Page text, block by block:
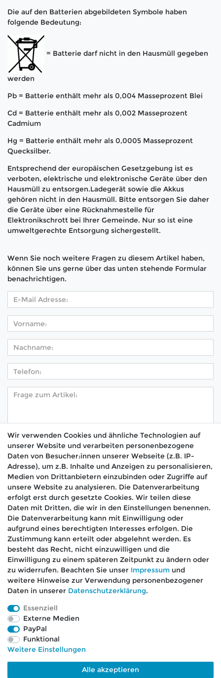
Die auf den Batterien abgebildeten Symbole haben
folgende Bedeutung:
= Batterie darf nicht in den Hausmüll gegeben
werden
Pb = Batterie enthält mehr als 0,004 Masseprozent Blei
Cd = Batterie enthält mehr als 0,002 Masseprozent
Cadmium
Hg = Batterie enthält mehr als 0,0005 Masseprozent
Quecksilber.
Entsprechend der europäischen Gesetzgebung ist es
verboten, elektrische und elektronische Geräte über den
Hausmüll zu entsorgen.Ladegerät sowie die Akkus
gehören nicht in den Hausmüll. Bitte entsorgen Sie daher
die Geräte über eine Rücknahmestelle für
Elektronikschrott bei Ihrer Gemeinde. Nur so ist eine
umweltgerechte Entsorgung sichergestellt.
Wenn Sie noch weitere Fragen zu diesem Artikel haben,
können Sie uns gerne über das unten stehende Formular
benachrichtigen.
Hiermit bestätige ich, dass ich dieDaten­schutz­
erklärung gelesen habe. *
Absenden
🚚 Schneller Versand
📦 Kostenloser Versand ab 75 €
📞 Kostenlose Beratung per Telefon &
WhatsApp
Impressum
Barrierefreiheitserklärung
Wir verwenden Cookies und ähnliche Technologien auf
unserer Website und verarbeiten personenbezogene
Daten von Besucher:innen unserer Webseite (z.B. IP-
Adresse), um z.B. Inhalte und Anzeigen zu personalisieren,
Medien von Drittanbietern einzubinden oder Zugriffe auf
unsere Website zu analysieren. Die Datenverarbeitung
erfolgt erst durch gesetzte Cookies. Wir teilen diese
Daten mit Dritten, die wir in den Einstellungen benennen.
Die Datenverarbeitung kann mit Einwilligung oder
aufgrund eines berechtigten Interesses erfolgen. Die
Zustimmung kann erteilt oder abgelehnt werden. Es
besteht das Recht, nicht einzuwilligen und die
Einwilligung zu einem späteren Zeitpunkt zu ändern oder
zu widerrufen. Beachten Sie unser Impressum und
weitere Hinweise zur Verwendung personenbezogener
Daten in unserer Daten­schutz­erklärung.
Essenziell
Externe Medien
PayPal
Funktional
Weitere Einstellungen
Alle akzeptieren